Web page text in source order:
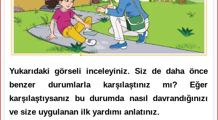
Yukarıdaki görseli inceleyiniz. Siz de daha önce
benzer durumlarla karşılaştınız mı? Eğer
karşılaştıysanız bu durumda nasıl davrandığınızı
ve size uygulanan ilk yardımı anlatınız.